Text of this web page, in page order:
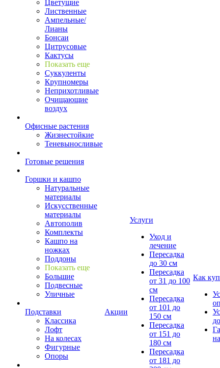
Цветущие
Лиственные
Ампельные/
Лианы
Бонсаи
Цитрусовые
Кактусы
Показать еще
Суккуленты
Крупномеры
Неприхотливые
Очищающие
воздух
Офисные растения
Жизнестойкие
Теневыносливые
Готовые решения
Горшки и кашпо
Натуральные
материалы
Искусственные
материалы
Автополив
Комплекты
Кашпо на
ножках
Поддоны
Показать еще
Большие
Подвесные
Уличные
Подставки
Классика
Лофт
На колесах
Фигурные
Опоры
Акции
Услуги
Уход и
лечение
Пересадка
до 30 см
Пересадка
от 31 до 100
см
Пересадка
от 101 до
150 см
Пересадка
от 151 до
180 см
Пересадка
от 181 до
Как